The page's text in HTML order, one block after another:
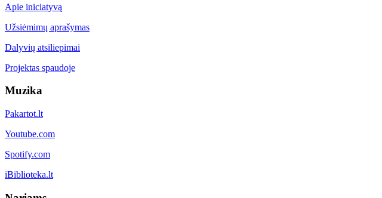
Apie iniciatyvą
Užsiėmimų aprašymas
Dalyvių atsiliepimai
Projektas spaudoje
Muzika
Pakartot.lt
Youtube.com
Spotify.com
iBiblioteka.lt